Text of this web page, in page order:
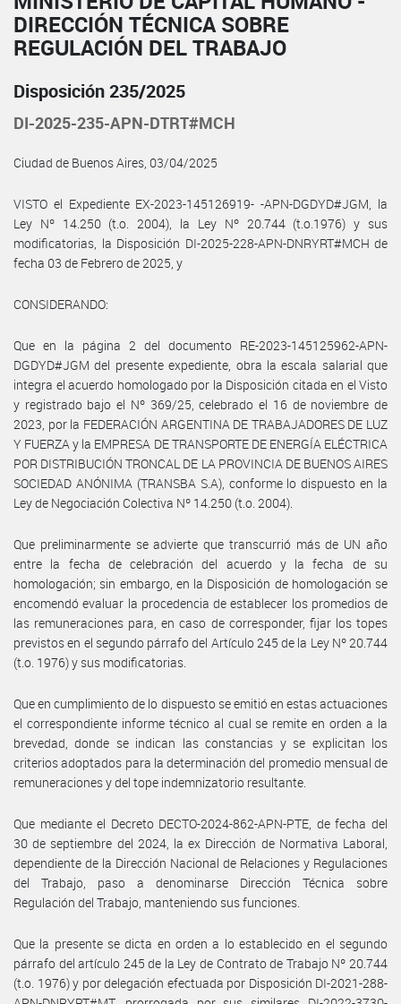
DIRECCIÓN TÉCNICA SOBRE
REGULACIÓN DEL TRABAJO
Disposición 235/2025
DI-2025-235-APN-DTRT#MCH
Ciudad de Buenos Aires, 03/04/2025
VISTO el Expediente EX-2023-145126919- -APN-DGDYD#JGM, la
Ley Nº 14.250 (t.o. 2004), la Ley Nº 20.744 (t.o.1976) y sus
modificatorias, la Disposición DI-2025-228-APN-DNRYRT#MCH de
fecha 03 de Febrero de 2025, y
CONSIDERANDO:
Que en la página 2 del documento RE-2023-145125962-APN-
DGDYD#JGM del presente expediente, obra la escala salarial que
integra el acuerdo homologado por la Disposición citada en el Visto
y registrado bajo el Nº 369/25, celebrado el 16 de noviembre de
2023, por la FEDERACIÓN ARGENTINA DE TRABAJADORES DE LUZ
Y FUERZA y la EMPRESA DE TRANSPORTE DE ENERGÍA ELÉCTRICA
POR DISTRIBUCIÓN TRONCAL DE LA PROVINCIA DE BUENOS AIRES
SOCIEDAD ANÓNIMA (TRANSBA S.A), conforme lo dispuesto en la
Ley de Negociación Colectiva Nº 14.250 (t.o. 2004).
Que preliminarmente se advierte que transcurrió más de UN año
entre la fecha de celebración del acuerdo y la fecha de su
homologación; sin embargo, en la Disposición de homologación se
encomendó evaluar la procedencia de establecer los promedios de
las remuneraciones para, en caso de corresponder, fijar los topes
previstos en el segundo párrafo del Artículo 245 de la Ley Nº 20.744
(t.o. 1976) y sus modificatorias.
Que en cumplimiento de lo dispuesto se emitió en estas actuaciones
el correspondiente informe técnico al cual se remite en orden a la
brevedad, donde se indican las constancias y se explicitan los
criterios adoptados para la determinación del promedio mensual de
remuneraciones y del tope indemnizatorio resultante.
Que mediante el Decreto DECTO-2024-862-APN-PTE, de fecha del
30 de septiembre del 2024, la ex Dirección de Normativa Laboral,
dependiente de la Dirección Nacional de Relaciones y Regulaciones
del Trabajo, paso a denominarse Dirección Técnica sobre
Regulación del Trabajo, manteniendo sus funciones.
Que la presente se dicta en orden a lo establecido en el segundo
párrafo del artículo 245 de la Ley de Contrato de Trabajo Nº 20.744
(t.o. 1976) y por delegación efectuada por Disposición DI-2021-288-